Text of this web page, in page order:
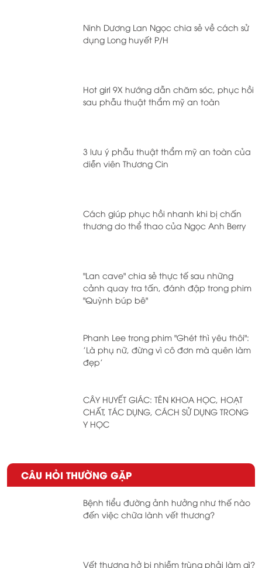
Ninh Dương Lan Ngọc chia sẻ về cách sử
dụng Long huyết P/H
Hot girl 9X hướng dẫn chăm sóc, phục hồi
sau phẫu thuật thẩm mỹ an toàn
3 lưu ý phẫu thuật thẩm mỹ an toàn của
diễn viên Thương Cin
Cách giúp phục hồi nhanh khi bị chấn
thương do thể thao của Ngọc Anh Berry
"Lan cave" chia sẻ thực tế sau những
cảnh quay tra tấn, đánh đập trong phim
"Quỳnh búp bê"
Phanh Lee trong phim "Ghét thì yêu thôi":
'Là phụ nữ, đừng vì cô đơn mà quên làm
đẹp'
CÂY HUYẾT GIÁC: TÊN KHOA HỌC, HOẠT
CHẤT, TÁC DỤNG, CÁCH SỬ DỤNG TRONG
Y HỌC
CÂU HỎI THƯỜNG GẶP
Bệnh tiểu đường ảnh hưởng như thế nào
đến việc chữa lành vết thương?
Vết thương hở bị nhiễm trùng phải làm gì?